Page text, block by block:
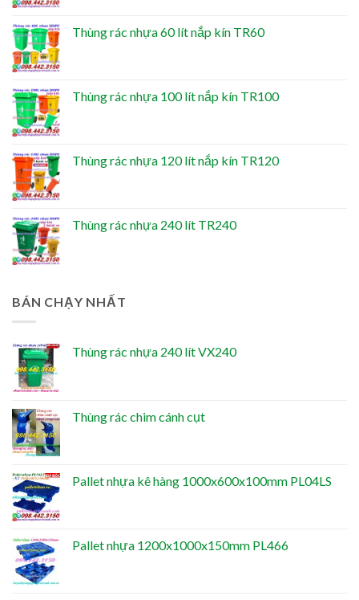
Thùng rác nhựa 60 lít nắp kín TR60
Thùng rác nhựa 100 lít nắp kín TR100
Thùng rác nhựa 120 lít nắp kín TR120
Thùng rác nhựa 240 lít TR240
BÁN CHẠY NHẤT
Thùng rác nhựa 240 lít VX240
Thùng rác chim cánh cụt
Pallet nhựa kê hàng 1000x600x100mm PL04LS
Pallet nhựa 1200x1000x150mm PL466